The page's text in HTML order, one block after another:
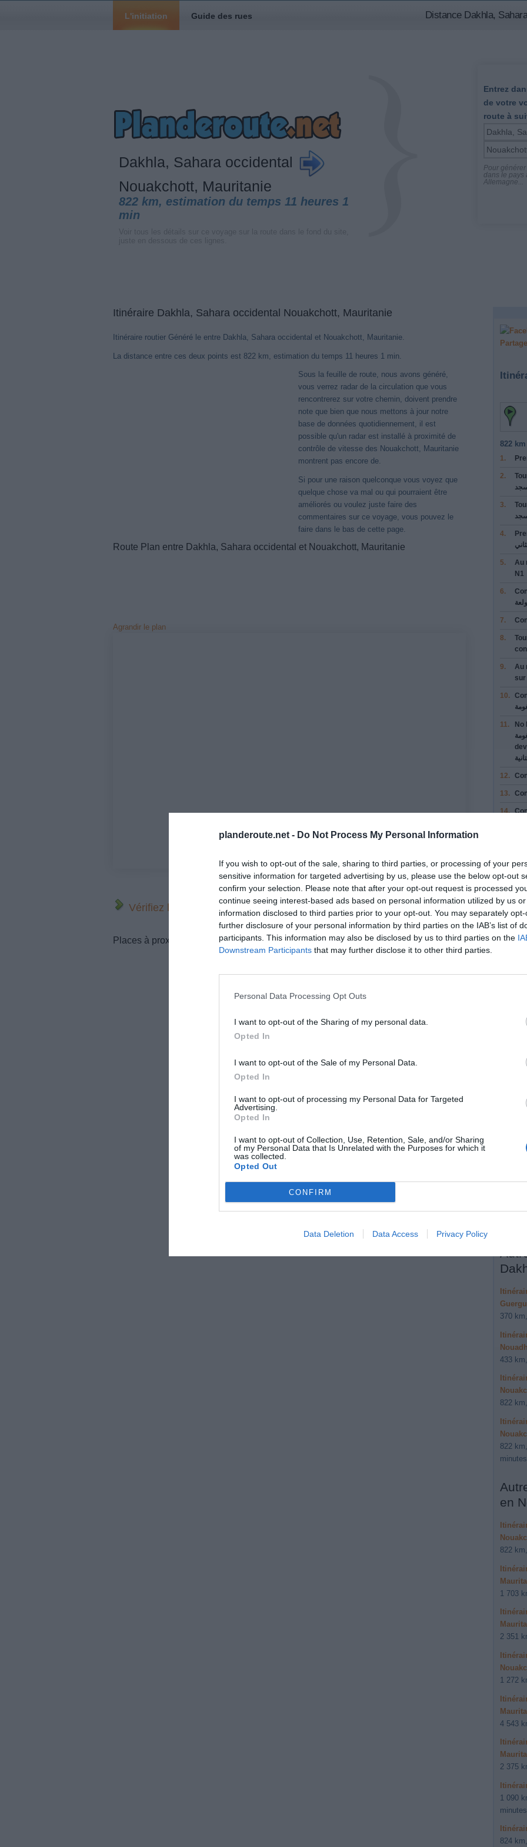
planderoute.net - Do Not Process My Personal Information
If you wish to opt-out of the sale, sharing to third parties, or processing of your
sensitive information for targeted advertising by us, please use the below opt-out
confirm your selection. Please note that after your opt-out request is processed
continue seeing interest-based ads based on personal information utilized by us
information disclosed to third parties prior to your opt-out. You may separately
further disclosure of your personal information by third parties on the IAB’s list of
participants. This information may also be disclosed by us to third parties on the
Downstream Participants that may further disclose it to other third parties.
Personal Data Processing Opt Outs
I want to opt-out of the Sharing of my personal data.
Opted In
I want to opt-out of the Sale of my Personal Data.
Opted In
I want to opt-out of processing my Personal Data for Targeted
Advertising.
Opted In
I want to opt-out of Collection, Use, Retention, Sale, and/or Sharing
of my Personal Data that Is Unrelated with the Purposes for which it
was collected.
Opted Out
CONFIRM
Data Deletion Data Access Privacy Policy
Distance Dakhla,
L'initiation Guide des rues
Dakhla, Sahara occidental
Nouakchott, Mauritanie
822 km, estimation du temps 11 heures 1
min
Entrez
de votre
route à
Pour
dans le pays
Allemagne...
Itinéraire Dakhla, Sahara occidental Nouakchott, Mauritanie
Itinéraire routier Généré le entre Dakhla, Sahara occidental et Nouakchott, Mauritanie.
La distance entre ces deux points est 822 km, estimation du temps 11 heures 1 min.
Sous la feuille de route, nous avons généré,
vous verrez radar de la circulation que vous
rencontrerez sur votre chemin, doivent prendre
note que bien que nous mettons à jour notre
base de données quotidiennement, il est
possible qu'un radar est installé à proximité de
contrôle de vitesse des Nouakchott, Mauritanie
montrent pas encore de.
Si pour une raison quelconque vous voyez que
quelque chose va mal ou qui pourraient être
améliorés ou voulez juste faire des
commentaires sur ce voyage, vous pouvez le
faire dans le bas de cette page.
Route Plan entre Dakhla, Sahara occidental et Nouakchott, Mauritanie
Agrandir le plan
Vérifiez la météo dans votre voyage
Places à proximité de votre itinéraire (moins de 30)
822
1.
2.
3.
4.
5. Au
N1
6.
7.
8.
9. Au
sur
10.
11.
No
12.
13.
14.
17.
18.
19.
sur
370
433
822
822
minutes
en
822
1 703
2 351
1 272
4 543
2 375
1 090
minutes
824